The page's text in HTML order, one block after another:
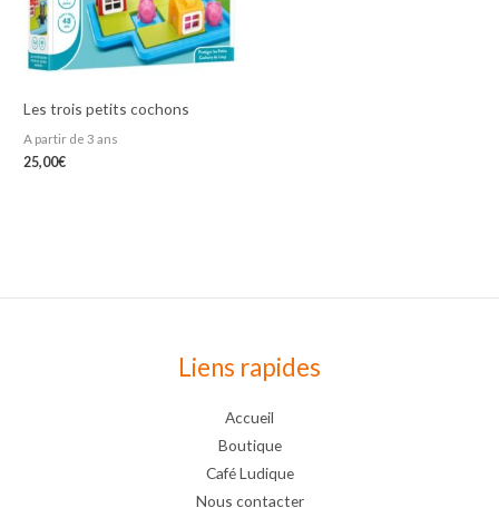
Les trois petits cochons
A partir de 3 ans
25,00€
Liens rapides
Accueil
Boutique
Café Ludique
Nous contacter